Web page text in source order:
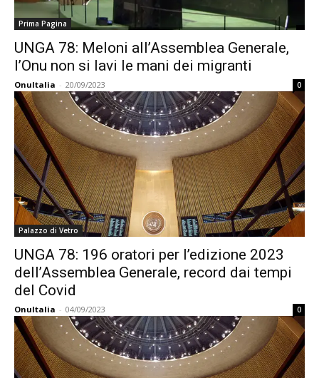
Prima Pagina
UNGA 78: Meloni all’Assemblea Generale,
l’Onu non si lavi le mani dei migranti
OnuItalia - 20/09/2023 0
Palazzo di Vetro
UNGA 78: 196 oratori per l’edizione 2023
dell’Assemblea Generale, record dai tempi
del Covid
OnuItalia - 04/09/2023 0